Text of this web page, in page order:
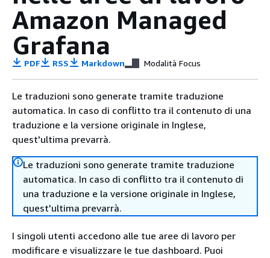
Amazon Managed
Grafana
PDF RSS Markdown Modalità Focus
Le traduzioni sono generate tramite traduzione
automatica. In caso di conflitto tra il contenuto di una
traduzione e la versione originale in Inglese,
quest'ultima prevarrà.
Le traduzioni sono generate tramite traduzione
automatica. In caso di conflitto tra il contenuto di
una traduzione e la versione originale in Inglese,
quest'ultima prevarrà.
I singoli utenti accedono alle tue aree di lavoro per
modificare e visualizzare le tue dashboard. Puoi